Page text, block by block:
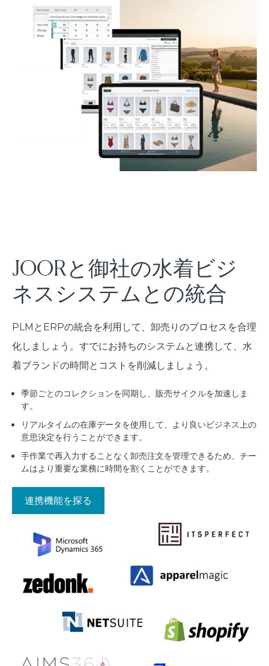
JOORと御社の水着ビジ
ネスシステムとの統合
PLMとERPの統合を利用して、卸売りのプロセスを合理
化しましょう。すでにお持ちのシステムと連携して、水
着ブランドの時間とコストを削減しましょう。
季節ごとのコレクションを同期し、販売サイクルを加速しま
す。
リアルタイムの在庫データを使用して、より良いビジネス上の
意思決定を行うことができます。
手作業で再入力することなく卸売注文を管理できるため、チー
ムはより重要な業務に時間を割くことができます。
連携機能を探る